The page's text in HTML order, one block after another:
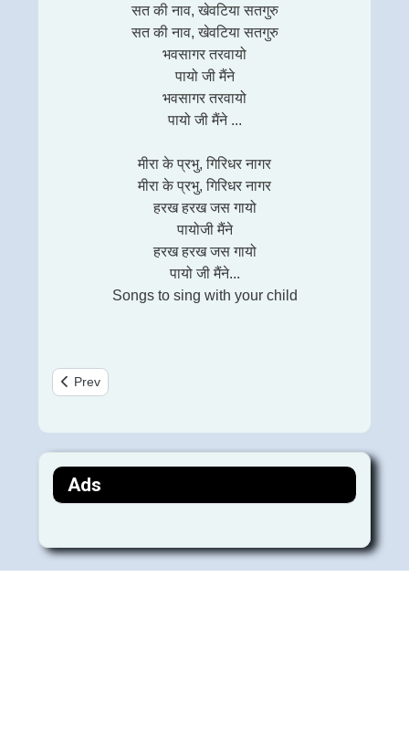
सत की नाव, खेवटिया सतगुरु
सत की नाव, खेवटिया सतगुरु
भवसागर तरवायो
पायो जी मैंने
भवसागर तरवायो
पायो जी मैंने ...
मीरा के प्रभु, गिरिधर नागर
मीरा के प्रभु, गिरिधर नागर
हरख हरख जस गायो
पायोजी मैंने
हरख हरख जस गायो
पायो जी मैंने...
Songs to sing with your child
Previous article: बच्चों के सीखने और सिखाने के मंत्र और श्लोक
Prev
Ads